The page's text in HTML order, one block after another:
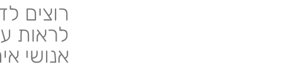
רוצים
לראות
אנושי